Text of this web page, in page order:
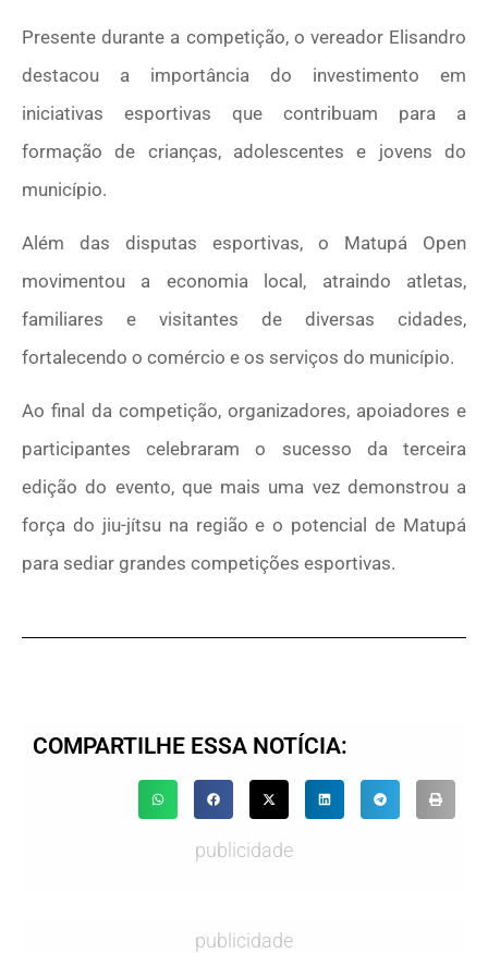
Presente durante a competição, o vereador Elisandro
destacou a importância do investimento em
iniciativas esportivas que contribuam para a
formação de crianças, adolescentes e jovens do
município.
Além das disputas esportivas, o Matupá Open
movimentou a economia local, atraindo atletas,
familiares e visitantes de diversas cidades,
fortalecendo o comércio e os serviços do município.
Ao final da competição, organizadores, apoiadores e
participantes celebraram o sucesso da terceira
edição do evento, que mais uma vez demonstrou a
força do jiu-jítsu na região e o potencial de Matupá
para sediar grandes competições esportivas.
COMPARTILHE ESSA NOTÍCIA:
publicidade
publicidade